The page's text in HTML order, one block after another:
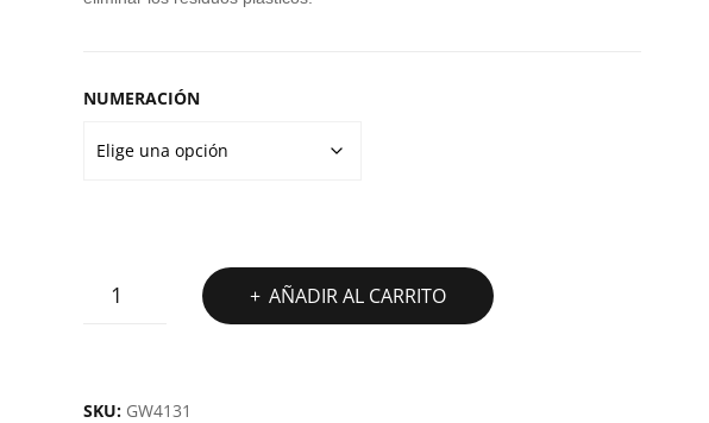
NUMERACIÓN
ADIDAS
cantidad
AÑADIR AL CARRITO
SKU: GW4131